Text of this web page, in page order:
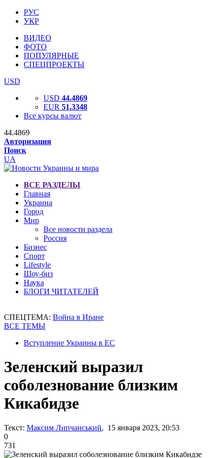
РУС
УКР
ВИДЕО
ФОТО
ПОПУЛЯРНЫЕ
СПЕЦПРОЕКТЫ
USD
USD 44.4869
EUR 51.3348
Все курсы валют
44.4869
Авторизация
Поиск
UA
ВСЕ РАЗДЕЛЫ
Главная
Украина
Город
Мир
Все новости раздела
Россия
Бизнес
Спорт
Lifestyle
Шоу-биз
Наука
БЛОГИ ЧИТАТЕЛЕЙ
СПЕЦТЕМА: Война в Иране
ВСЕ ТЕМЫ
Вступление Украины в ЕС
Зеленский выразил
соболезнование близким
Кикабидзе
Текст: Максим Липчанський, 15 января 2023, 20:53
0
731